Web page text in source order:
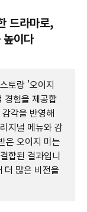
드라마로,
높이다
토랑 '오이지
경험을 제공합
각을 반영해
지널 메뉴와 감
은 오이지 미는
합된 결과입니
더 많은 비전을